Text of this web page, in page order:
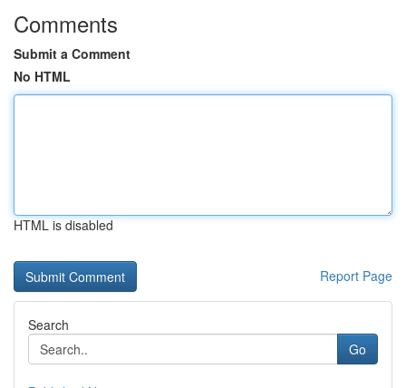
Comments
Submit a Comment
No HTML
HTML is disabled
Report Page
Search
Go